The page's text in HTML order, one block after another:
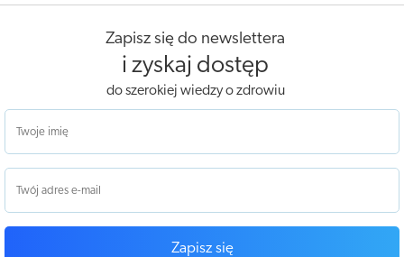
Zapisz się do newslettera
i zyskaj dostęp
do szerokiej wiedzy o zdrowiu
Zapisz się